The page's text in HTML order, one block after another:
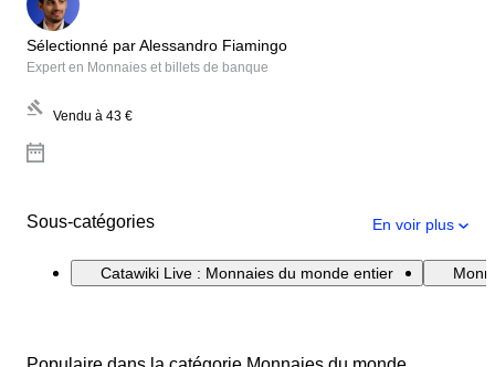
Sélectionné par Alessandro Fiamingo
Expert en Monnaies et billets de banque
Vendu à 43 €
Sous-catégories En voir plus
Catawiki Live : Monnaies du monde entier